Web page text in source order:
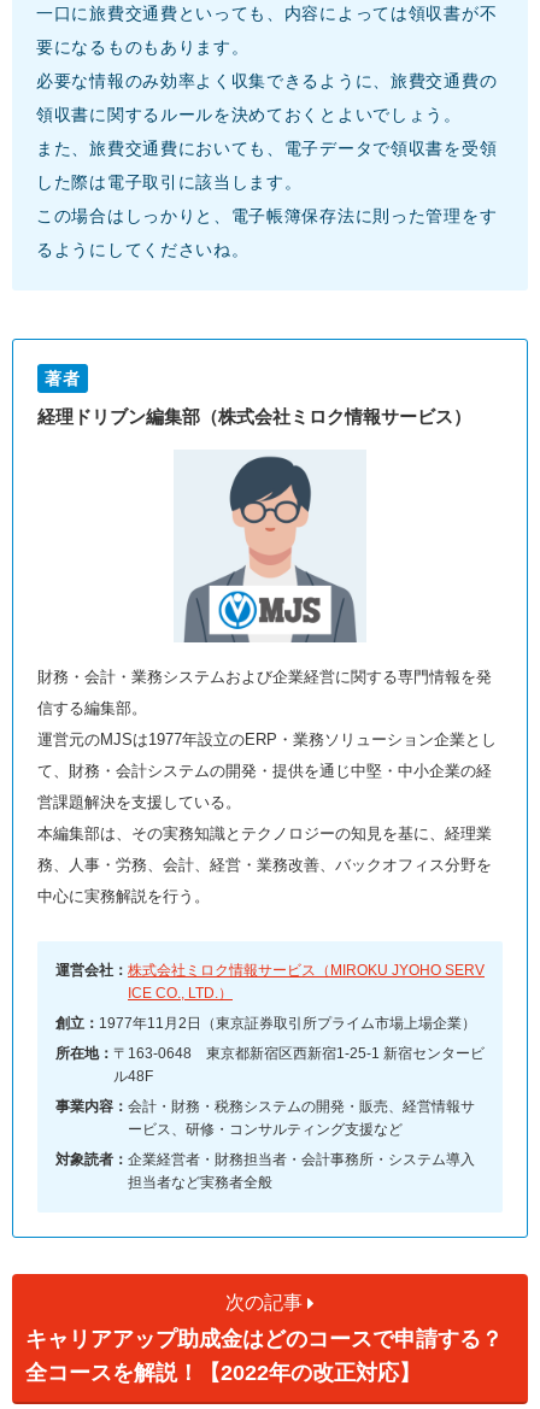
一口に旅費交通費といっても、内容によっては領収書が不
要になるものもあります。
必要な情報のみ効率よく収集できるように、旅費交通費の
領収書に関するルールを決めておくとよいでしょう。
また、旅費交通費においても、電子データで領収書を受領
した際は電子取引に該当します。
この場合はしっかりと、電子帳簿保存法に則った管理をす
るようにしてくださいね。
著者
経理ドリブン編集部（株式会社ミロク情報サービス）
財務・会計・業務システムおよび企業経営に関する専門情報を発
信する編集部。
運営元のMJSは1977年設立のERP・業務ソリューション企業とし
て、財務・会計システムの開発・提供を通じ中堅・中小企業の経
営課題解決を支援している。
本編集部は、その実務知識とテクノロジーの知見を基に、経理業
務、人事・労務、会計、経営・業務改善、バックオフィス分野を
中心に実務解説を行う。
運営会社： 株式会社ミロク情報サービス（MIROKU JYOHO SERV
ICE CO., LTD.）
創立： 1977年11月2日（東京証券取引所プライム市場上場企業）
所在地： 〒163-0648 東京都新宿区西新宿1-25-1 新宿センタービ
ル48F
事業内容： 会計・財務・税務システムの開発・販売、経営情報サ
ービス、研修・コンサルティング支援など
対象読者： 企業経営者・財務担当者・会計事務所・システム導入
担当者など実務者全般
次の記事
キャリアアップ助成金はどのコースで申請する？
全コースを解説！【2022年の改正対応】